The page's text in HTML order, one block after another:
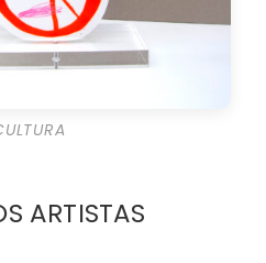
ARTISTAS